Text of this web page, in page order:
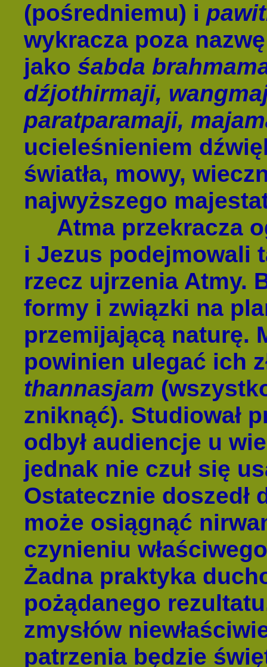
(pośredniemu) i
wykracza poza
jako śabda
dźjothirmaji,
paratparamaji,
ucieleśnieniem
światła, mowy,
najwyższego
Atma przekracza
i Jezus podejmowali
rzecz ujrzenia Atmy.
formy i związki na
przemijającą naturę.
powinien ulegać ich
thannasjam
zniknąć). Studiował
odbył audiencje u
jednak nie czuł się
Ostatecznie doszedł
może osiągnąć
czynieniu
Żadna praktyka
pożądanego
zmysłów
patrzenia będzie